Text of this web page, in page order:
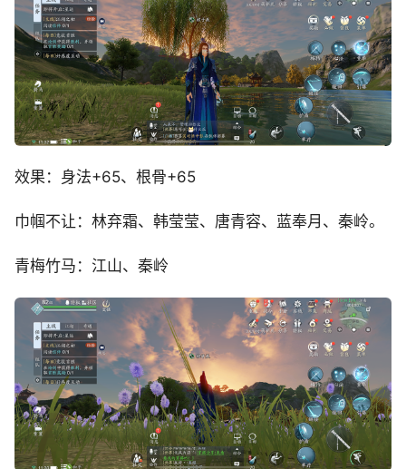
效果：身法+65、根骨+65
巾帼不让：林弃霜、韩莹莹、唐青容、蓝奉月、秦岭。
青梅竹马：江山、秦岭